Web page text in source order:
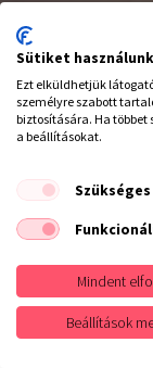
20/942 2753
INFORMÁCIÓK
Sütiket használunk
Ezt elküldhetjük
személyre szabott
biztosítására. Ha
a beállításokat.
Mindent
Beállítások